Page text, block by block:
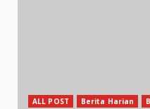
ALL POST Berita Harian